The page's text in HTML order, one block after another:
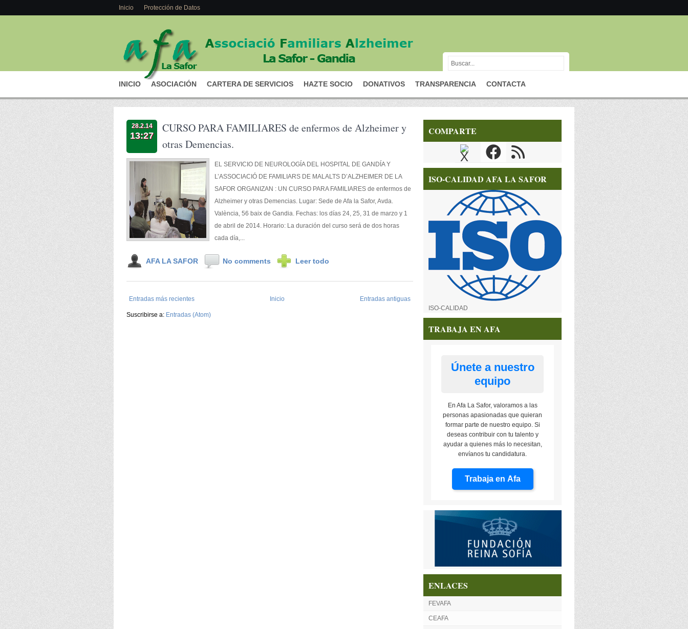
Inicio Protección de Datos
INICIO ASOCIACIÓN CARTERA DE SERVICIOS HAZTE SOCIO DONATIVOS TRANSPARENCIA CONTACTA
28.2.14
13:27
CURSO PARA FAMILIARES de enfermos de Alzheimer y
otras Demencias.
EL SERVICIO DE NEUROLOGÍA DEL HOSPITAL DE GANDÍA Y
L’ASSOCIACIÓ DE FAMILIARS DE MALALTS D’ALZHEIMER DE LA
SAFOR ORGANIZAN : UN CURSO PARA FAMILIARES de enfermos de
Alzheimer y otras Demencias. Lugar: Sede de Afa la Safor, Avda.
València, 56 baix de Gandia. Fechas: los días 24, 25, 31 de marzo y 1
de abril de 2014. Horario: La duración del curso será de dos horas
cada día,...
AFA LA SAFOR No comments Leer todo
Entradas más recientes Entradas antiguas
Inicio
Suscribirse a: Entradas (Atom)
COMPARTE
ISO-CALIDAD AFA LA SAFOR
ISO-CALIDAD
TRABAJA EN AFA
Únete a nuestro
equipo
En Afa La Safor, valoramos a las
personas apasionadas que quieran
formar parte de nuestro equipo. Si
deseas contribuir con tu talento y
ayudar a quienes más lo necesitan,
envíanos tu candidatura.
Trabaja en Afa
ENLACES
FEVAFA
CEAFA